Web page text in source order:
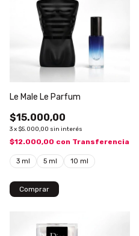
Le Male Le Parfum
$15.000,00
3x $5.000,00 sin interés
$12.000,00 con Transferencia
3 ml 5 ml 10 ml
Comprar